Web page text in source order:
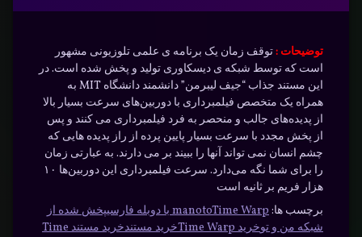
توضیحات :توقف زمان یک برنامه ی علمی تلوزیونی مشهور
است که توسط شبکه ی دیسکاوری تولید و پخش شده است. در
این مستند جذاب “جیف لیبرمن” دانشمند دانشگاه MIT به
همراه یک متخصص فیلمبرداری با دوربین‌های سرعت بسیار بالا
از پدیده‌های جالب و منحصر به فرد فیلمبرداری می کنند و پس
از پخش مجدد با سرعت بسیار پایین پرده از راز پدیده هایی که
چشم انسان نمی تواند آنها را ببیند بر می دارند. به عبارتی زمان
را برای شما نگه می‌دارد. سرعت فیلمبرداری این دوربین‌ها ۱۰
هزار فریم بر ثانیه است
برچسب ها:
manotoTime Warp با دوبله فارسی
پخش شده از
شبکه من و توخرید Time Warp خرید مستند
خرید مستند Time